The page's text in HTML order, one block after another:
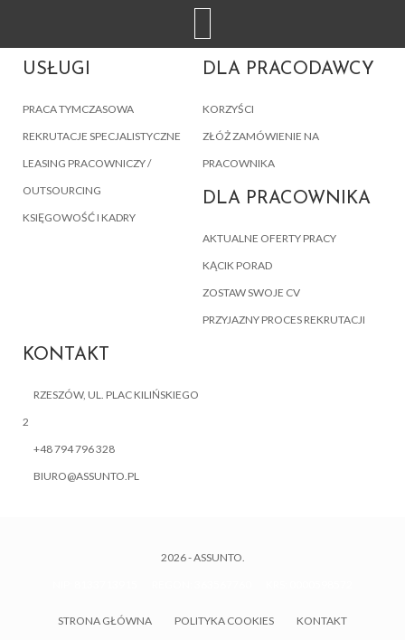
USŁUGI
PRACA TYMCZASOWA
REKRUTACJE SPECJALISTYCZNE
LEASING PRACOWNICZY /
OUTSOURCING
KSIĘGOWOŚĆ I KADRY
DLA PRACODAWCY
KORZYŚCI
ZŁÓŻ ZAMÓWIENIE NA
PRACOWNIKA
DLA PRACOWNIKA
AKTUALNE OFERTY PRACY
KĄCIK PORAD
ZOSTAW SWOJE CV
PRZYJAZNY PROCES REKRUTACJI
KONTAKT
RZESZÓW, UL. PLAC KILIŃSKIEGO
2
+48 794 796 328
BIURO@ASSUNTO.PL
2026 - ASSUNTO.
STRONA GŁÓWNA POLITYKA COOKIES KONTAKT